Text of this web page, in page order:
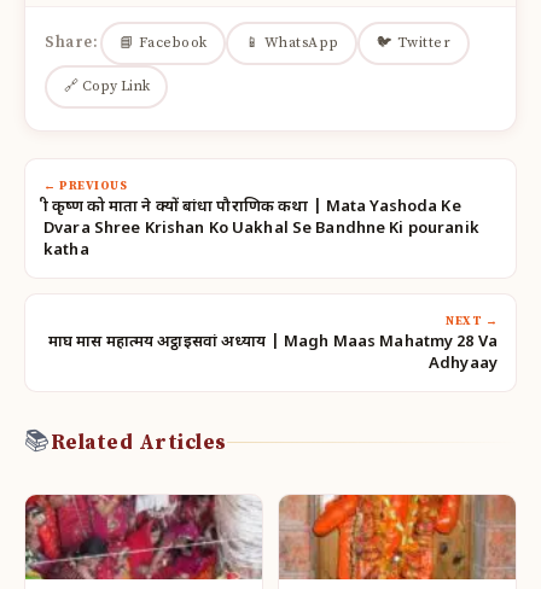
Share: 📘 Facebook 📱 WhatsApp 🐦 Twitter
🔗 Copy Link
← PREVIOUS
श्री कृष्ण को माता ने क्यों बांधा पौराणिक कथा | Mata Yashoda Ke
Dvara Shree Krishan Ko Uakhal Se Bandhne Ki pouranik
katha
NEXT →
माघ मास महात्मय अट्ठाइसवां अध्याय | Magh Maas Mahatmy 28 Va
Adhyaay
📚Related Articles